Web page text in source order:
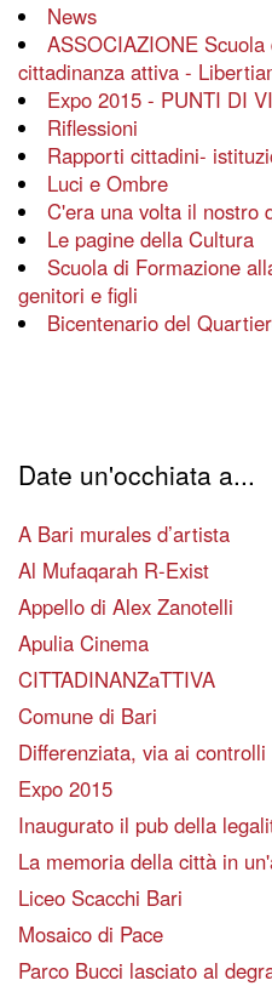
News
ASSOCIAZIONE
cittadinanza attiva -
Expo 2015 - PUNTI DI
Riflessioni
Rapporti cittadini-
Luci e Ombre
C'era una volta il nostro
Le pagine della Cultura
Scuola di Formazione
genitori e figli
Bicentenario del
Date un'occhiata a...
A Bari murales d’artista
Al Mufaqarah R-Exist
Appello di Alex Zanotelli
Apulia Cinema
CITTADINANZaTTIVA
Comune di Bari
Differenziata, via ai controlli
Expo 2015
Inaugurato il pub della
La memoria della città in
Liceo Scacchi Bari
Mosaico di Pace
Parco Bucci lasciato al